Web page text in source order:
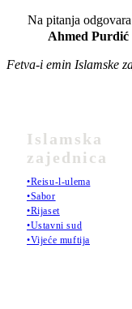
Na pitanja odgovara
Ahmed Purdić
Fetva-i emin Islamske
Islamska
zajednica
•Reisu-l-ulema
•Sabor
•Rijaset
•Ustavni sud
•Vijeće muftija